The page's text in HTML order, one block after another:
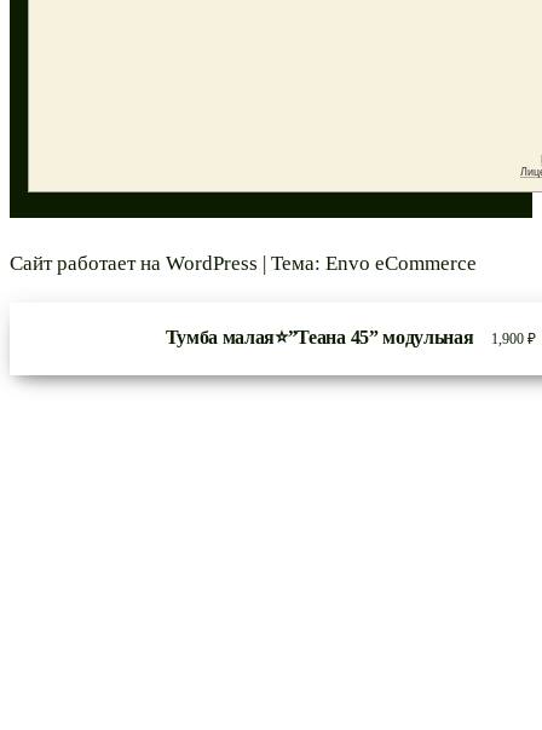
Сайт работает на WordPress Тема: Envo eCommerce
Тумба малая⭐”Теана 45” модульная 1,900₽